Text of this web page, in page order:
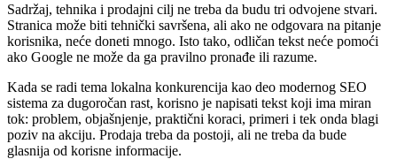
Sadržaj, tehnika i prodajni cilj ne treba da budu tri odvojene stvari.
Stranica može biti tehnički savršena, ali ako ne odgovara na pitanje
korisnika, neće doneti mnogo. Isto tako, odličan tekst neće pomoći
ako Google ne može da ga pravilno pronađe ili razume.
Kada se radi tema lokalna konkurencija kao deo modernog SEO
sistema za dugoročan rast, korisno je napisati tekst koji ima miran
tok: problem, objašnjenje, praktični koraci, primeri i tek onda blagi
poziv na akciju. Prodaja treba da postoji, ali ne treba da bude
glasnija od korisne informacije.